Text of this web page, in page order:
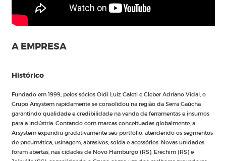
A EMPRESA
Histórico
Fundado em 1999, pelos sócios Oidi Luiz Galeti e Cleber Adriano Vidal, o
Grupo Arsystem rapidamente se consolidou na região da Serra Gaúcha
garantindo qualidade e credibilidade na venda de ferramentas e insumos
para a indústria. Contando com marcas conceituadas globalmente, a
Arsystem expandiu gradativamente seu portfólio, atendendo os segmentos
de pneumática, usinagem, abrasivos, solda e acessórios. Novas unidades
foram abertas, nas cidades de Novo Hamburgo (RS), Erechim (RS) e